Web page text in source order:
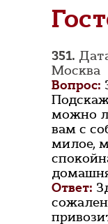
351.
Москва
Вопрос:
можно
вам с
милое,
Ответ: